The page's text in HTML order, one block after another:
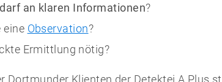
an klaren Informationen?
eine Observation?
Ermittlung nötig?
Dortmunder Klienten der Detektei A Plus